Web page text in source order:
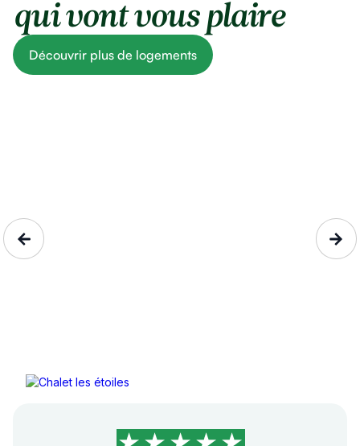
qui vont vous plaire
Découvrir plus de logements